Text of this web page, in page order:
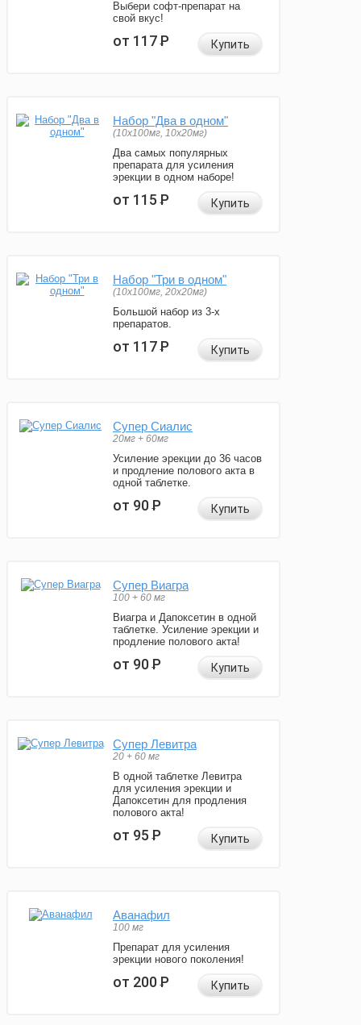
Выбери софт-препарат на
свой вкус!
от 117Р Купить
Набор "Два в одном"
(10x100мг, 10x20мг)
Два самых популярных
препарата для усиления
эрекции в одном наборе!
от 115Р Купить
Набор "Три в одном"
(10x100мг, 20x20мг)
Большой набор из 3-х
препаратов.
от 117Р Купить
Супер Сиалис
20мг + 60мг
Усиление эрекции до 36 часов
и продление полового акта в
одной таблетке.
от 90Р Купить
Супер Виагра
100 + 60 мг
Виагра и Дапоксетин в одной
таблетке. Усиление эрекции и
продление полового акта!
от 90Р Купить
Супер Левитра
20 + 60 мг
В одной таблетке Левитра
для усиления эрекции и
Дапоксетин для продления
полового акта!
от 95Р Купить
Аванафил
100 мг
Препарат для усиления
эрекции нового поколения!
от 200Р Купить